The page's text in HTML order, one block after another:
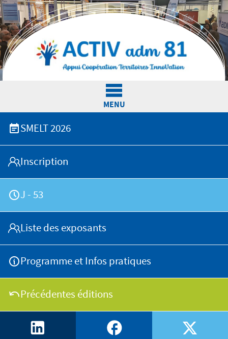
Jump to navigation
MENU
Nos services
Salon des Maires
Espace Elus
SMELT 2026
Inscription
J - 53
Liste des exposants
Programme et Infos pratiques
Précédentes éditions
Linkedin Facebook